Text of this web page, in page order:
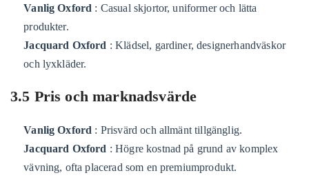
Vanlig Oxford : Casual skjortor, uniformer och lätta
produkter.
Jacquard Oxford : Klädsel, gardiner, designerhandväskor
och lyxkläder.
3.5 Pris och marknadsvärde
Vanlig Oxford : Prisvärd och allmänt tillgänglig.
Jacquard Oxford : Högre kostnad på grund av komplex
vävning, ofta placerad som en premiumprodukt.